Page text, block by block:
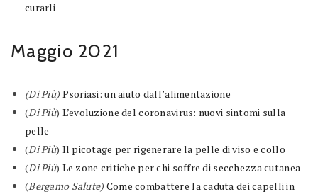
curarli
Maggio 2021
(Di Più) Psoriasi: un aiuto dall’alimentazione
(Di Più) L’evoluzione del coronavirus: nuovi sintomi sulla
pelle
(Di Più) Il picotage per rigenerare la pelle di viso e collo
(Di Più) Le zone critiche per chi soffre di secchezza cutanea
(Bergamo Salute) Come combattere la caduta dei capelli in